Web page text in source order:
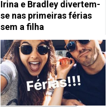
Irina e Bradley divertem-
se nas primeiras férias
sem a filha